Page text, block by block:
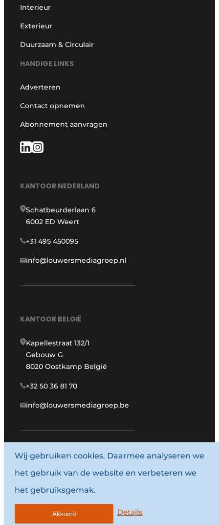
Interieur
Exterieur
Duurzaam & Circulair
HANDIGE LINKS
Adverteren
Contact opnemen
Abonnement aanvragen
KANTOOR NEDERLAND
Schatbeurderlaan 6
6002 ED Weert
+31 495 450095
info@louwersmediagroep.nl
KANTOOR BELGIË
Kapellestraat 132/1
Gebouw G
8020 Oostkamp België
+32 50 36 81 70
info@louwersmediagroep.be
www.louwersmediagroep.com
© 1987 - 2026 Louwersmediagroep.
Algemene voorwaarden
Wij gebruiken cookies. Daarmee analyseren we
het gebruik van de website en verbeteren we
het gebruiksgemak.
Details
Akkoord